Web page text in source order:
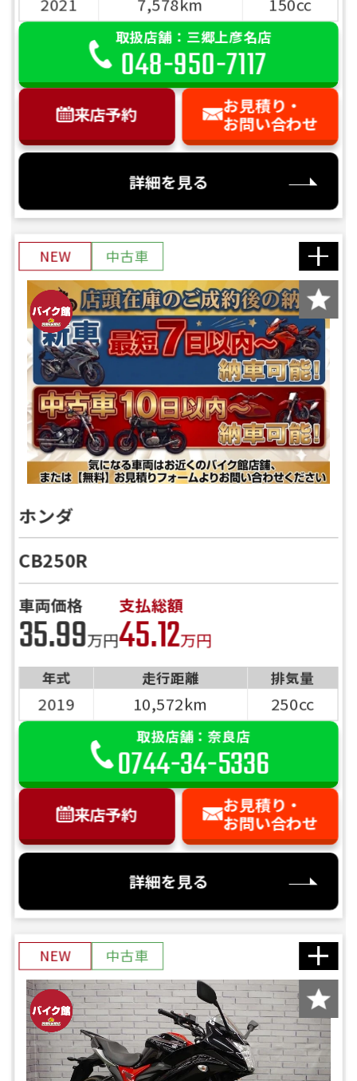
お客様のご希望に沿ったお見積もりを作
成することも可能です！
是非、「お問い合わせ・来店予約」ボタ
ンよりお気軽にご依頼ください。
取扱店舗：三郷上彦名店
048-950-7117
来店予約
お見積り・
お問い合わせ
詳細を見る
NEW 中古車
ホンダ
CB250R
車両価格
35.99万円
支払総額
45.12万円
年式 走行距離 排気量
2019 10,572km 250cc
取扱店舗：奈良店
0744-34-5336
来店予約
お見積り・
お問い合わせ
詳細を見る
NEW 中古車
前へ次へ